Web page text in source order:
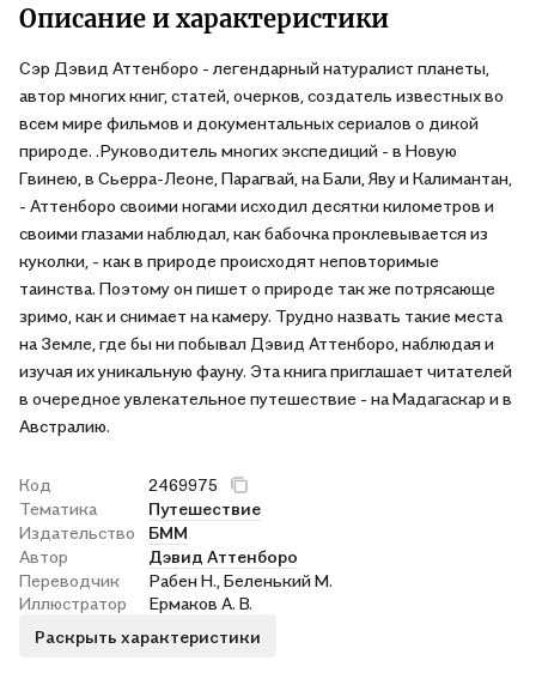
Описание и характеристики
Сэр Дэвид Аттенборо - легендарный натуралист планеты,
автор многих книг, статей, очерков, создатель известных во
всем мире фильмов и документальных сериалов о дикой
природе. .Руководитель многих экспедиций - в Новую
Гвинею, в Сьерра-Леоне, Парагвай, на Бали, Яву и Калимантан,
- Аттенборо своими ногами исходил десятки километров и
своими глазами наблюдал, как бабочка проклевывается из
куколки, - как в природе происходят неповторимые
таинства. Поэтому он пишет о природе так же потрясающе
зримо, как и снимает на камеру. Трудно назвать такие места
на Земле, где бы ни побывал Дэвид Аттенборо, наблюдая и
изучая их уникальную фауну. Эта книга приглашает читателей
в очередное увлекательное путешествие - на Мадагаскар и в
Австралию.
Код
2469975
Тематика
Путешествие
Издательство
БММ
Автор
Дэвид Аттенборо
Переводчик
Рабен Н., Беленький М.
Иллюстратор
Ермаков А. В.
Раскрыть характеристики